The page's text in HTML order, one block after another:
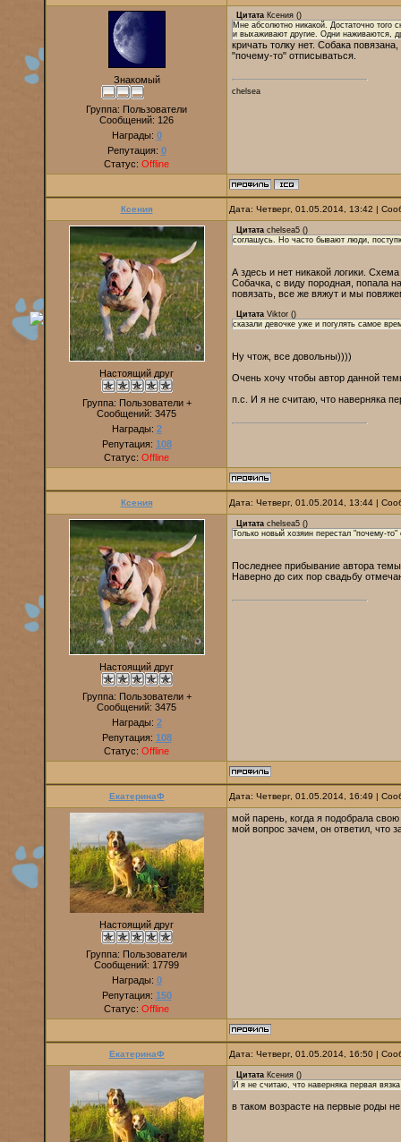
Знакомый
Группа: Пользователи
Сообщений: 126
Награды: 0
Репутация: 0
Статус: Offline
Цитата Ксения ()
Мне абсолютно никакой. Достаточно того
и выхаживают другие. Одни наживаются,
кричать толку нет. Собака
"почему-то" отписываться.
chelsea
Ксения Дата: Четверг, 01.05.2014, 13:42 |
Настоящий друг
Группа: Пользователи +
Сообщений: 3475
Награды: 2
Репутация: 108
Статус: Offline
Цитата chelsea5 ()
соглашусь. Но часто бывают люди,
А здесь и нет никакой логики. Схема
Собачка, с виду породная, попала
повязать, все же вяжут и мы
Цитата Viktor ()
сказали девочке уже и погулять самое
Ну чтож, все довольны))))
Очень хочу чтобы автор данной
п.с. И я не считаю, что наверняка
Ксения Дата: Четверг, 01.05.2014, 13:44 |
Настоящий друг
Группа: Пользователи +
Сообщений: 3475
Награды: 2
Репутация: 108
Статус: Offline
Цитата chelsea5 ()
Только новый хозяин перестал "почему-то"
Последнее прибывание автора
Наверно до сих пор свадьбу
ЕкатеринаФ Дата: Четверг, 01.05.2014, 16:49 |
Настоящий друг
Группа: Пользователи
Сообщений: 17799
Награды: 0
Репутация: 150
Статус: Offline
мой парень, когда я подобрала
мой вопрос зачем, он ответил, что
ЕкатеринаФ Дата: Четверг, 01.05.2014, 16:50 |
Цитата Ксения ()
И я не считаю, что наверняка первая
в таком возрасте на первые роды